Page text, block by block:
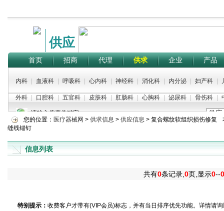
供应
首页 招商 代理 供求 企业 产品
内科 血液科 呼吸科 心内科 神经科 消化科 内分泌 妇产科
外科 口腔科 五官科 皮肤科 肛肠科 心胸科 泌尿科 骨伤科
请输入搜素关键字：
您的位置： 医疗器械网 > 供求信息 > 供应信息 > 复合螺纹软组织损伤修复
缝线锚钉
信息列表
共有0条记录, 0页,显示0--0
特别提示： 收费客户才带有(VIP会员)标志，并有当日排序优先功能。详情请询